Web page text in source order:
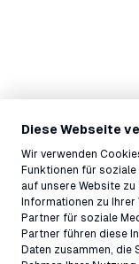
Diese Webseite
Wir verwenden
Funktionen für soziale
auf unsere Website
Informationen zu Ihrer
Partner für soziale
Partner führen diese
Daten zusammen, die